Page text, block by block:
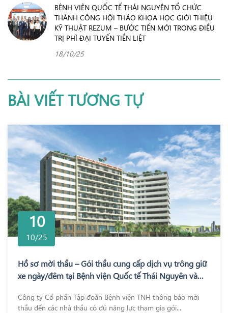
BỆNH VIỆN QUỐC TẾ THÁI NGUYÊN TỔ CHỨC
THÀNH CÔNG HỘI THẢO KHOA HỌC GIỚI THIỆU
KỸ THUẬT REZUM – BƯỚC TIẾN MỚI TRONG ĐIỀU
TRỊ PHÌ ĐẠI TUYẾN TIỀN LIỆT
18/10/25
BÀI VIẾT TƯƠNG TỰ
10
10/25
Hồ sơ mời thầu – Gói thầu cung cấp dịch vụ trông giữ
xe ngày/đêm tại Bệnh viện Quốc tế Thái Nguyên và
Công ty Cổ phần Tập đoàn Bệnh viện TNH thông báo mời
thầu đến các nhà thầu có đủ năng lực tham gia gói...